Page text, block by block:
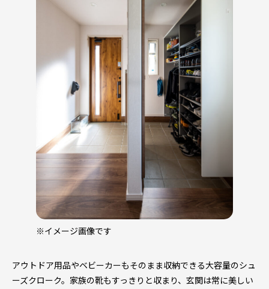
※イメージ画像です
アウトドア用品やベビーカーもそのまま収納できる大容量のシュ
ーズクローク。家族の靴もすっきりと収まり、玄関は常に美しい